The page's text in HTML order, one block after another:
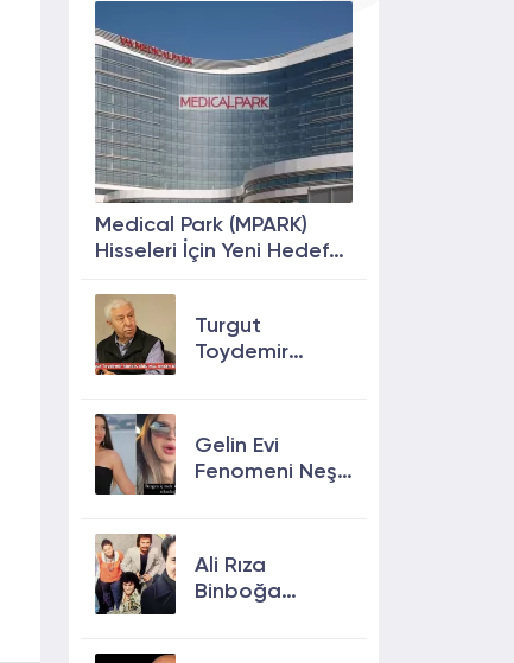
Medical Park (MPARK)
Hisseleri İçin Yeni Hedef
Potansiyeli
Turgut
Toydemir
Gelin Evi
Fenomeni Neşe
neden öldü?
Ali Rıza
Binboğa